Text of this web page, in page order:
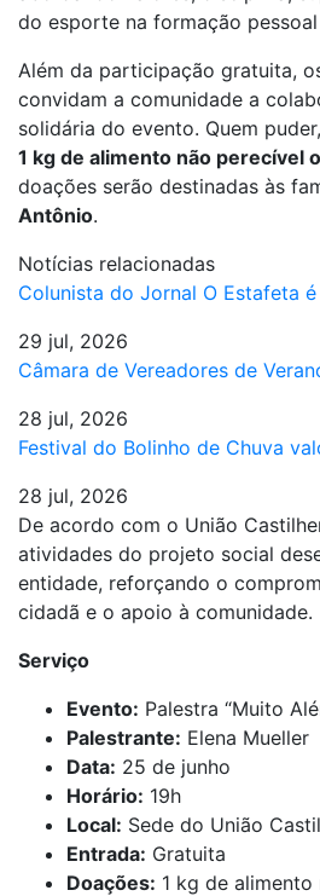
do esporte na formação
Além da participação gratuita,
convidam a comunidade a
solidária do evento. Quem
1 kg de alimento não perecível
doações serão destinadas às
Antônio.
Notícias relacionadas
Colunista do Jornal O Estafeta
29 jul, 2026
Câmara de Vereadores de
28 jul, 2026
Festival do Bolinho de Chuva
28 jul, 2026
De acordo com o União
atividades do projeto social
entidade, reforçando o
cidadã e o apoio à comunidade.
Serviço
Evento: Palestra “Muito
Palestrante: Elena Mueller
Data: 25 de junho
Horário: 19h
Local: Sede do União
Entrada: Gratuita
Doações: 1 kg de